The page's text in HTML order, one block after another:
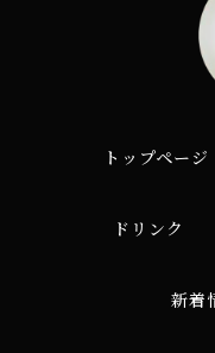
トップページ
ドリンク
新着